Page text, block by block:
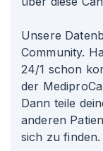
Unsere
Community.
24/1 schon
der
Dann teile
anderen
sich zu finden.